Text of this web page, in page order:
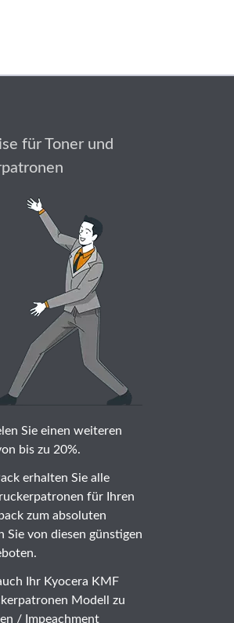
für Toner und
Sie einen weiteren
bis zu 20%.
erhalten Sie alle
für Ihren
zum absoluten
von diesen günstigen
Ihr Kyocera KMF
Modell zu
/ Impeachment